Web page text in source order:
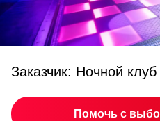
Заказчик: Ночной
Помочь с